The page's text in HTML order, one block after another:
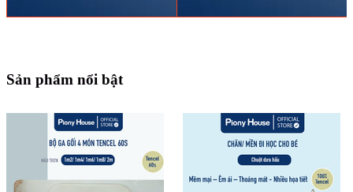
Sản phẩm nổi bật